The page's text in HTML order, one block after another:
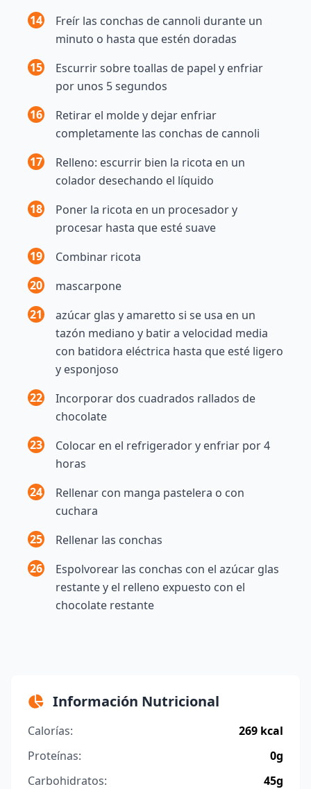
14
Freír las conchas de cannoli durante un
minuto o hasta que estén doradas
15
Escurrir sobre toallas de papel y enfriar
por unos 5 segundos
16
Retirar el molde y dejar enfriar
completamente las conchas de cannoli
17
Relleno: escurrir bien la ricota en un
colador desechando el líquido
18
Poner la ricota en un procesador y
procesar hasta que esté suave
19
Combinar ricota
20
mascarpone
21
azúcar glas y amaretto si se usa en un
tazón mediano y batir a velocidad media
con batidora eléctrica hasta que esté ligero
y esponjoso
22
Incorporar dos cuadrados rallados de
chocolate
23
Colocar en el refrigerador y enfriar por 4
horas
24
Rellenar con manga pastelera o con
cuchara
25
Rellenar las conchas
26
Espolvorear las conchas con el azúcar glas
restante y el relleno expuesto con el
chocolate restante
Información Nutricional
Calorías:
269 kcal
Proteínas:
0g
Carbohidratos:
45g